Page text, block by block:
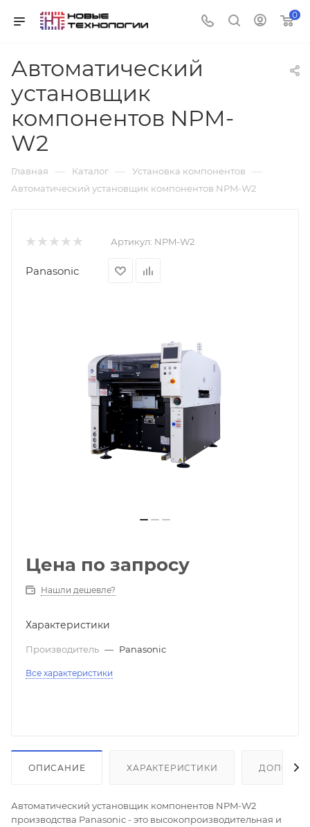
0
Автоматический
установщик
компонентов NPM-
W2
Главная — Каталог — Установка компонентов —
Автоматический установщик компонентов NPM-W2
Артикул: NPM-W2
Panasonic
Цена по запросу
Нашли дешевле?
Характеристики
Производитель — Panasonic
Все характеристики
ОПИСАНИЕ ХАРАКТЕРИСТИКИ
Автоматический установщик компонентов NPM-W2
производства Panasonic - это высокопроизводительная и